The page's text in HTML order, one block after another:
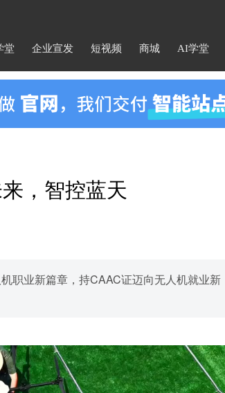
堂 企业宣发 短视频 商城 AI学堂
，智控蓝天
职业新篇章，持CAAC证迈向无人机就业新